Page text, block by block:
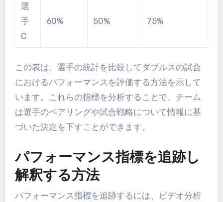
選
手
C
60% 50% 75%
この表は、選手の統計を比較してダブルスの試合
におけるパフォーマンスを評価する方法を示して
います。これらの指標を分析することで、チーム
は選手のペアリングや試合戦略について情報に基
づいた決定を下すことができます。
パフォーマンス指標を追跡し
解釈する方法
パフォーマンス指標を追跡するには、ビデオ分析